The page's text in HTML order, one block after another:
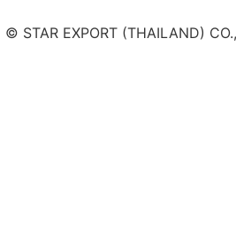
© STAR EXPORT (THAILAND)